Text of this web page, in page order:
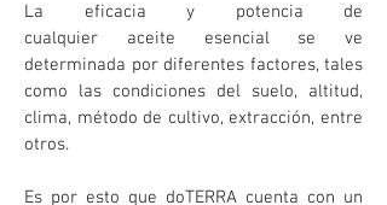
La eficacia y potencia de
cualquier aceite esencial se ve
determinada por diferentes factores, tales
como las condiciones del suelo, altitud,
clima, método de cultivo, extracción, entre
otros.
Es por esto que doTERRA cuenta con un